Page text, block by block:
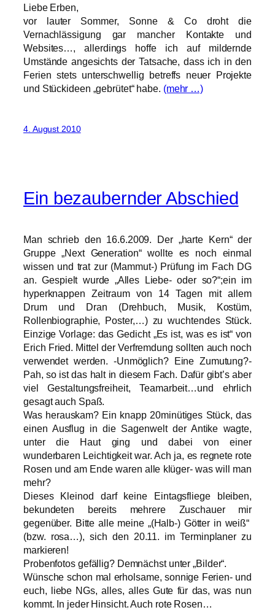
Liebe Erben,
vor lauter Sommer, Sonne & Co droht die
Vernachlässigung gar mancher Kontakte und
Websites…, allerdings hoffe ich auf mildernde
Umstände angesichts der Tatsache, dass ich in den
Ferien stets unterschwellig betreffs neuer Projekte
und Stückideen „gebrütet“ habe. (mehr …)
4. August 2010
Ein bezaubernder Abschied
Man schrieb den 16.6.2009. Der „harte Kern“ der
Gruppe „Next Generation“ wollte es noch einmal
wissen und trat zur (Mammut-) Prüfung im Fach DG
an. Gespielt wurde „Alles Liebe- oder so?“;ein im
hyperknappen Zeitraum von 14 Tagen mit allem
Drum und Dran (Drehbuch, Musik, Kostüm,
Rollenbiographie, Poster,…) zu wuchtendes Stück.
Einzige Vorlage: das Gedicht „Es ist, was es ist“ von
Erich Fried. Mittel der Verfremdung sollten auch noch
verwendet werden. -Unmöglich? Eine Zumutung?-
Pah, so ist das halt in diesem Fach. Dafür gibt’s aber
viel Gestaltungsfreiheit, Teamarbeit…und ehrlich
gesagt auch Spaß.
Was herauskam? Ein knapp 20minütiges Stück, das
einen Ausflug in die Sagenwelt der Antike wagte,
unter die Haut ging und dabei von einer
wunderbaren Leichtigkeit war. Ach ja, es regnete rote
Rosen und am Ende waren alle klüger- was will man
mehr?
Dieses Kleinod darf keine Eintagsfliege bleiben,
bekundeten bereits mehrere Zuschauer mir
gegenüber. Bitte alle meine „(Halb-) Götter in weiß“
(bzw. rosa…), sich den 20.11. im Terminplaner zu
markieren!
Probenfotos gefällig? Demnächst unter „Bilder“.
Wünsche schon mal erholsame, sonnige Ferien- und
euch, liebe NGs, alles, alles Gute für das, was nun
kommt. In jeder Hinsicht. Auch rote Rosen…